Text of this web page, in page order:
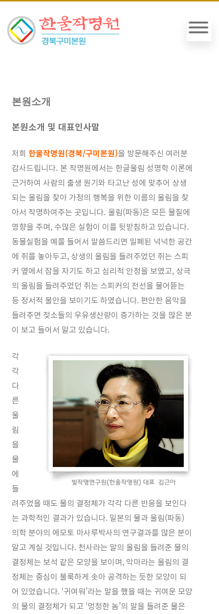
본원소개
본원소개 및 대표인사말
저희 한울작명원(경북/구미본원)을 방문해주신 여러분
감사드립니다. 본 작명원에서는 한글울림 성명학 이론에
근거하여 사람의 출생 원기와 타고난 성에 맞추어 상생
되는 울림을 찾아 가정의 행복을 위한 이름의 울림을 찾
아서 작명하여주는 곳입니다. 울림(파동)은 모든 물질에
영향을 주며, 수많은 실험이 이를 뒷받침하고 있습니다.
동물실험을 예를 들어서 말씀드리면 밀폐된 넉넉한 공간
에 쥐를 놓아두고, 상생의 울림을 들려주었던 쥐는 스피
커 옆에서 잠을 자기도 하고 심리적 안정을 보였고, 상극
의 울림을 들려주었던 쥐는 스피커의 전선을 물어뜯는
등 정서적 불안을 보이기도 하였습니다. 편안한 음악을
들려주면 젖소들의 우유생산량이 증가하는 것을 많은 분
이 보고 들어서 알고 있습니다.
각
각
다
른
울
림
을
물
에
들
려주었을 때도 물의 결정체가 각각 다른 반응을 보인다
는 과학적인 결과가 있습니다. 일본의 물과 울림(파동)
의학 분야의 에모토 마사루박사의 연구결과를 많은 분이
알고 계실 것입니다. 천사라는 말의 울림을 들려준 물의
결정체는 보석 같은 모양을 보이며, 악마라는 울림의 결
정체는 중심이 불룩하게 솟아 공격하는 듯한 모양이 되
어 있었습니다. ‘귀여워’라는 말을 했을 때는 귀여운 모양
의 물의 결정체가 되고 ‘멍청한 놈’의 말을 들려준 물은